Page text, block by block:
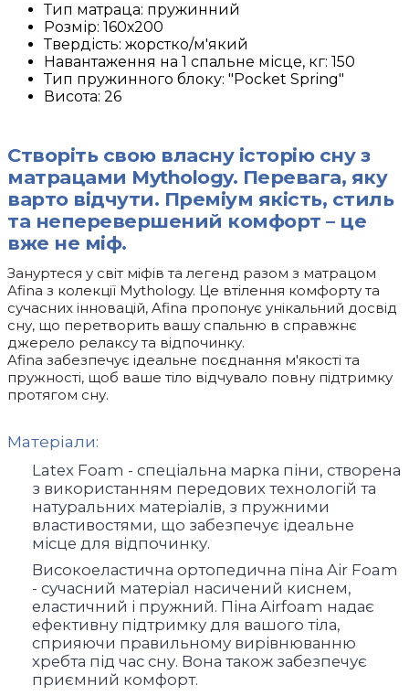
Тип матраца: пружинний
Розмір: 160х200
Твердість: жорстко/м'який
Навантаження на 1 спальне місце, кг: 150
Тип пружинного блоку: "Pocket Spring"
Висота: 26
Створіть свою власну історію сну з
матрацами Mythology. Перевага, яку
варто відчути. Преміум якість, стиль
та неперевершений комфорт – це
вже не міф.
Зануртеся у світ міфів та легенд разом з матрацом
Afina з колекції Mythology. Це втілення комфорту та
сучасних інновацій, Afina пропонує унікальний досвід
сну, що перетворить вашу спальню в справжнє
джерело релаксу та відпочинку.
Afina забезпечує ідеальне поєднання м'якості та
пружності, щоб ваше тіло відчувало повну підтримку
протягом сну.
Матеріали:
Latex Foam - спеціальна марка піни, створена
з використанням передових технологій та
натуральних матеріалів, з пружними
властивостями, що забезпечує ідеальне
місце для відпочинку.
Високоеластична ортопедична піна Air Foam
- сучасний матеріал насичений киснем,
еластичний і пружний. Піна Airfoam надає
ефективну підтримку для вашого тіла,
сприяючи правильному вирівнюванню
хребта під час сну. Вона також забезпечує
приємний комфорт.